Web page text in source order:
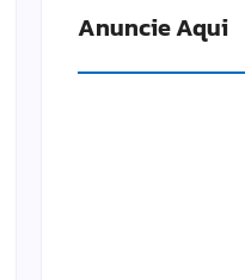
Anuncie Aqui